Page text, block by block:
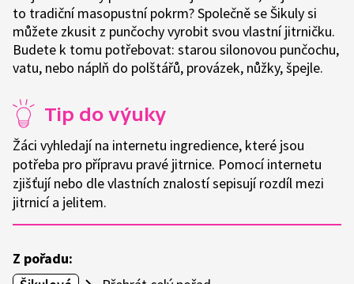
to tradiční masopustní pokrm? Společně se Šikuly si
můžete zkusit z punčochy vyrobit svou vlastní jitrničku.
Budete k tomu potřebovat: starou silonovou punčochu,
vatu, nebo náplň do polštářů, provázek, nůžky, špejle.
Tip do výuky
Žáci vyhledají na internetu ingredience, které jsou
potřeba pro přípravu pravé jitrnice. Pomocí internetu
zjišťují nebo dle vlastních znalostí sepisují rozdíl mezi
jitrnicí a jelitem.
Z pořadu: